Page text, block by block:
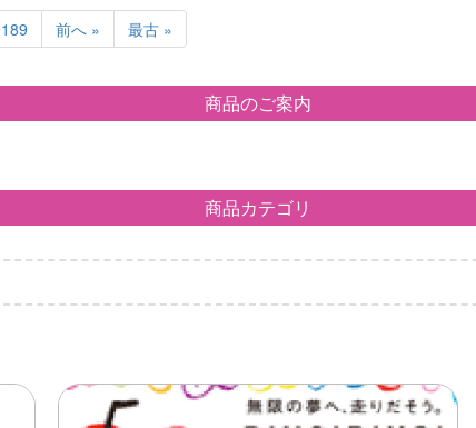
189 前へ » 最古 »
商品のご案内
商品カテゴリ